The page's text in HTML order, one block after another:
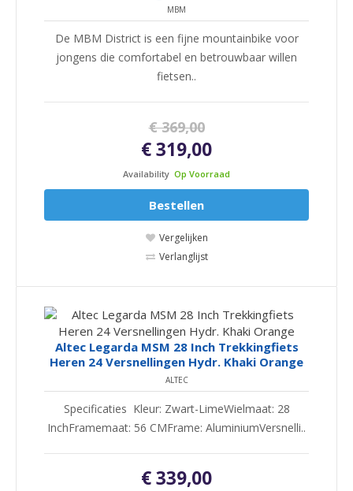
MBM
De MBM District is een fijne mountainbike voor
jongens die comfortabel en betrouwbaar willen
fietsen..
€ 369,00
€ 319,00
Availability Op Voorraad
Bestellen
Vergelijken
Verlanglijst
Altec Legarda MSM 28 Inch Trekkingfiets
Heren 24 Versnellingen Hydr. Khaki Orange
ALTEC
Specificaties Kleur: Zwart-LimeWielmaat: 28
InchFramemaat: 56 CMFrame: AluminiumVersnelli..
€ 339,00